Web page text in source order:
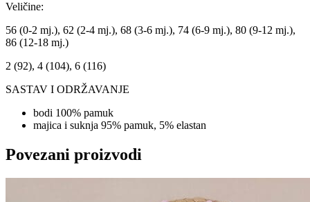
Veličine:
56 (0-2 mj.), 62 (2-4 mj.), 68 (3-6 mj.), 74 (6-9 mj.), 80 (9-12 mj.),
86 (12-18 mj.)
2 (92), 4 (104), 6 (116)
SASTAV I ODRŽAVANJE
bodi 100% pamuk
majica i suknja 95% pamuk, 5% elastan
Povezani proizvodi